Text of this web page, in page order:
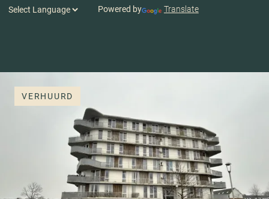
Powered by Translate
VERHUURD